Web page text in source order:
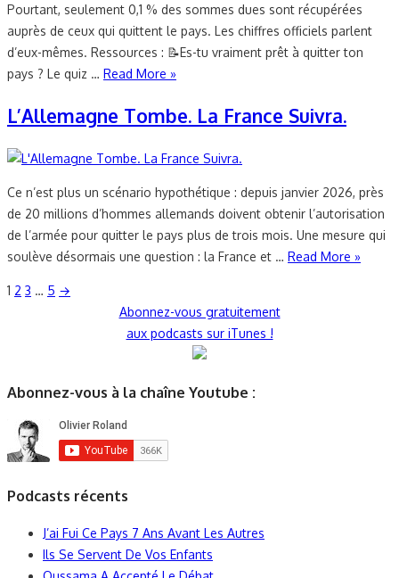
Pourtant, seulement 0,1 % des sommes dues sont récupérées
auprès de ceux qui quittent le pays. Les chiffres officiels parlent
d’eux-mêmes. Ressources : 📝Es-tu vraiment prêt à quitter ton
pays ? Le quiz … Read More »
L’Allemagne Tombe. La France Suivra.
Ce n’est plus un scénario hypothétique : depuis janvier 2026, près
de 20 millions d’hommes allemands doivent obtenir l’autorisation
de l’armée pour quitter le pays plus de trois mois. Une mesure qui
soulève désormais une question : la France et … Read More »
Pagination
1 2 3 … 5 →
Abonnez-vous gratuitement
aux podcasts sur iTunes !
Abonnez-vous à la chaîne Youtube :
Podcasts récents
J’ai Fui Ce Pays 7 Ans Avant Les Autres
Ils Se Servent De Vos Enfants